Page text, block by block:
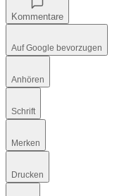
Kommentare
Auf Google bevorzugen
Anhören
Schrift
Merken
Drucken